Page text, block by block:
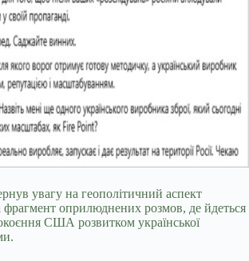
увагу на геополітичний аспект
фрагмент оприлюднених розмов, де йдеться
США розвитком української